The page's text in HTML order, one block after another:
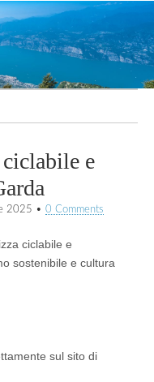
e
2025 • 0 Comments
ciclabile e
sostenibile e cultura
sul sito di